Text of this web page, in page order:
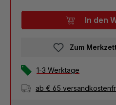
In den
Zum
1-3 Werktage
ab € 65